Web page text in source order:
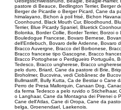
pastore di Beauce, Bedlington Terrier, Berger
Berger de Picardie o Berger Picard, Cane da
himalayano, Bichon à poil frisé, Bichon
Coonhound, Black Mouth Cur, Bloodhound,
Terrier, Blue Picardy Spaniel, Bluetick
Bolonka, Border Collie, Border Terrier, Borzoi o
Bouledogue Francese, Bovaro Bernese,
dell'Entlebuch, Bovaro delle Ardenne, Bovaro
Bracco Auvergne, Bracco del Borbonese,
Bracco francese tipo Gascogne, Bracco
Bracco Portoghese o Perdigueiro Português,
Tedesco, Bracco ungherese, Bracco
pelo duro, Briard, Cane da pastore di Brie,
Broholmer, Bucovina, vedi Ciobãnesc de
Bullmastiff, Bully Kutta, Ca de Bestiar o Cane
Perro de Presa Mallorquin, Canaan Dog,
da ferma Tedesco a pelo ruvido o
o Langhaar, Cane da Montagna dei Pirenei o
Cane dell'Atlas, Cane di Oropa, Cane da
belga, Groenendael, Laekenois.